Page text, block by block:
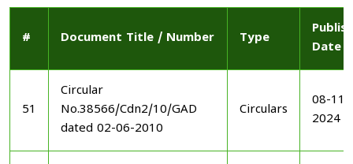
# Document Title / Number Type
Date
51
Circular
No.38566/Cdn2/10/GAD
dated 02-06-2010
Circulars
08-11-
2024